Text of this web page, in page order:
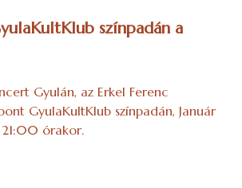
színpadán a
Gyulán, az Erkel Ferenc
GyulaKultKlub színpadán, Január
21:00 órakor.